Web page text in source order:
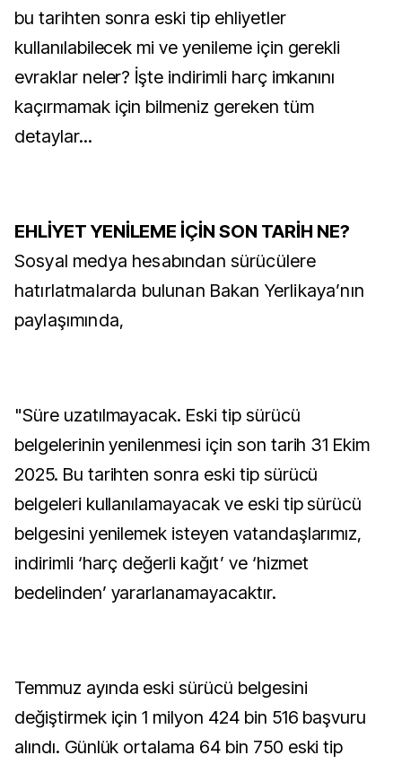
bu tarihten sonra eski tip ehliyetler
kullanılabilecek mi ve yenileme için gerekli
evraklar neler? İşte indirimli harç imkanını
kaçırmamak için bilmeniz gereken tüm
detaylar...
EHLİYET YENİLEME İÇİN SON TARİH NE?
Sosyal medya hesabından sürücülere
hatırlatmalarda bulunan Bakan Yerlikaya’nın
paylaşımında,
"Süre uzatılmayacak. Eski tip sürücü
belgelerinin yenilenmesi için son tarih 31 Ekim
2025. Bu tarihten sonra eski tip sürücü
belgeleri kullanılamayacak ve eski tip sürücü
belgesini yenilemek isteyen vatandaşlarımız,
indirimli ‘harç değerli kağıt’ ve ‘hizmet
bedelinden’ yararlanamayacaktır.
Temmuz ayında eski sürücü belgesini
değiştirmek için 1 milyon 424 bin 516 başvuru
alındı. Günlük ortalama 64 bin 750 eski tip